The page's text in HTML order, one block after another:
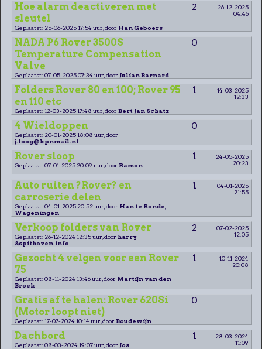
Hoe alarm deactiveren met
sleutel
2
26-12-2025
04:46
Geplaatst: 25-06-2025 17:54 uur, door Han Geboers
NADA P6 Rover 3500S
Temperature Compensation
Valve
0
Geplaatst: 07-05-2025 07:34 uur, door Julian Barnard
Folders Rover 80 en 100; Rover 95
en 110 etc
1
14-03-2025
12:33
Geplaatst: 12-03-2025 17:48 uur, door Bert Jan Schatz
4 Wieldoppen 0
Geplaatst: 20-01-2025 18:08 uur, door
j.loog@kpnmail.nl
Rover sloop 1
24-05-2025
20:23
Geplaatst: 07-01-2025 20:09 uur, door Ramon
Auto ruiten ?Rover? en
carroserie delen
1
04-01-2025
21:55
Geplaatst: 04-01-2025 20:52 uur, door Han te Ronde,
Wageningen
Verkoop folders van Rover 2
07-02-2025
12:05
Geplaatst: 26-12-2024 12:35 uur, door harry
&spithoven.info
Gezocht 4 velgen voor een Rover
75
1
10-11-2024
20:08
Geplaatst: 08-11-2024 13:46 uur, door Martijn van den
Broek
Gratis af te halen: Rover 620Si
(Motor loopt niet)
0
Geplaatst: 17-07-2024 10:14 uur, door Boudewijn
Dachbord 1
28-03-2024
11:09
Geplaatst: 08-03-2024 19:07 uur, door Jos